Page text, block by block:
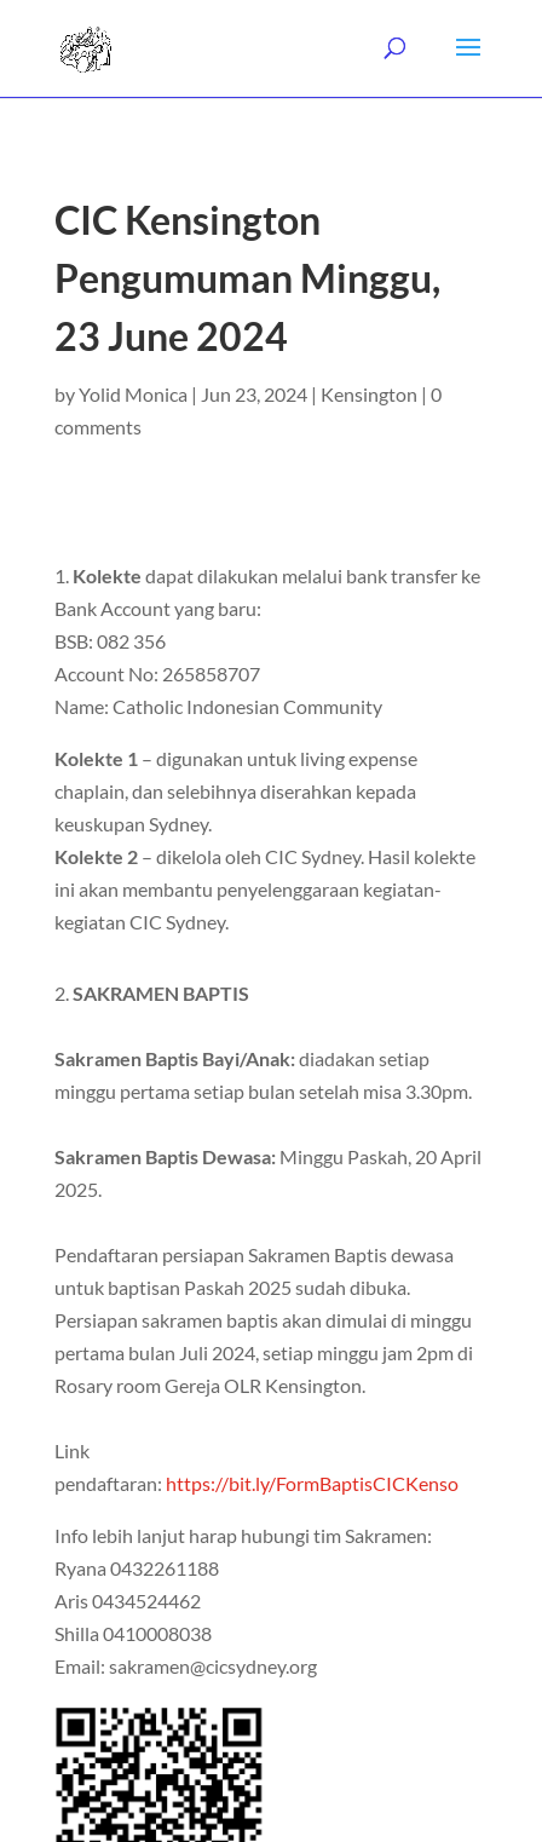
CIC Kensington
Pengumuman Minggu,
23 June 2024
byYolid Monica | Jun 23, 2024| Kensington | 0
comments
1. Kolekte dapat dilakukan melalui bank transfer ke
Bank Account yang baru:
BSB: 082 356
Account No: 265858707
Name: Catholic Indonesian Community
Kolekte 1– digunakan untuk living expense
chaplain, dan selebihnya diserahkan kepada
keuskupan Sydney.
Kolekte 2 – dikelola oleh CIC Sydney. Hasil kolekte
ini akan membantu penyelenggaraan kegiatan-
kegiatan CIC Sydney.
2.SAKRAMEN BAPTIS
Sakramen Baptis Bayi/Anak:diadakan setiap
minggu pertama setiap bulan setelah misa 3.30pm.
Sakramen Baptis Dewasa:Minggu Paskah, 20 April
2025.
Pendaftaran persiapan Sakramen Baptis dewasa
untuk baptisan Paskah 2025 sudah dibuka.
Persiapan sakramen baptis akan dimulai di minggu
pertama bulan Juli 2024, setiap minggu jam 2pm di
Rosary room Gereja OLR Kensington.
Link
pendaftaran: https://bit.ly/FormBaptisCICKenso
Info lebih lanjut harap hubungi tim Sakramen:
Ryana 0432261188
Aris 0434524462
Shilla 0410008038
Email: sakramen@cicsydney.org